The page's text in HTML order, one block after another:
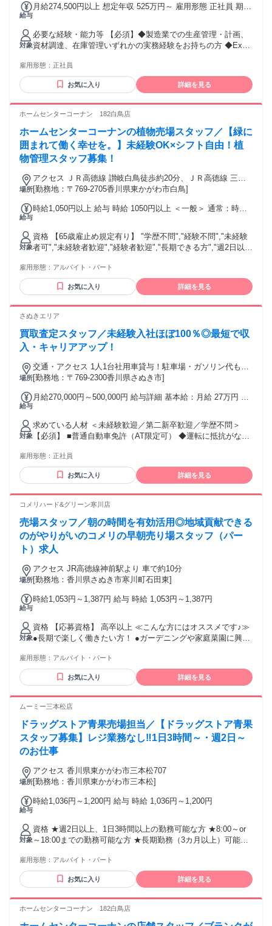
給与
月給274,500円以上 想定年収 525万円～ 雇用形態 正社員 期間
本給￥274,500～を含む/月 ■賞与実績:年2回（前年度実績：
5.6ヶ月） 諸手当：通勤手当（会社規定に基づき支給）、残業
手当（残業時間に応じて別途支給） 試用期間 有 期間：3ヶ月
備考：変更無
対象
必要な経験・能力等 【必須】◆製造業での生産管理・計画、
資材調達、在庫管理いずれかの実務経験をお持ちの方 ◆Excel
滑に調整・折衝ができる方 【歓迎】◇生産計画立案/進捗・納
期管理、工程調整の経験者 ◇資材や原材料の購買・調達業
務、在庫最適化の経験 ◇生産性向上、リードタイム短縮、在
システム（ERP／MESなど）の運用経験 ◇海外拠点との対応
雇用形態： 正社員
お気に入り 詳細を見る
ホームセンターコーナン 182白鳥店
ホームセンターコーナンの植物売場スタッフ／【緑に
囲まれて働く幸せを。】未経験OK×シフト自由！植
物管理スタッフ募集！
場所
アクセス ＪＲ高徳線 讃岐白鳥徒歩約20分、ＪＲ高徳線 三本
松（香川県）徒歩約25分、ＪＲ高徳線 丹生徒歩約61分 長尾線
[勤務地：〒769-2705香川県東かがわ市白鳥]
給与
時給1,050円以上 給与 時給 1050円以上 ＜一般＞ 通常：時給
～9時：時給1,100円～ ＜大学生＞ 通常：時給1,080円～ 16時
以降：時給1,130円～ 日祝：時給1,130円～ 7～9時：時給
1,100円～ ＜高校生＞ 通常：時給1,050円～ 16時以降：時給
1,100円～ 日祝：時給1,100円～ 7～9時：時給1,070円～ 交通
対象
資格 【65歳雇止め規定有り】 "学歴不問","経験不問","未経験
者可","未経験者歓迎","経験者歓迎","長期できる方","週2日以上
雇用形態： アルバイト・パート
お気に入り 詳細を見る
さぬきエリア
買取査定スタッフ／未経験入社ほぼ100％◎最短で収
入・キャリアアップ！
場所
交通・アクセス 1人1台社用車貸与！駐車場・ガソリン代も会
社負担！
[勤務地：〒769-2300香川県さぬき市]
給与
月給270,000円～500,000円 給与詳細 基本給：月給 27万円 〜
れる通勤・皆勤・家族手当金額：あり 全員に一律で支払われ
るその他手当金額：なし ★入社2年後まで、全員が毎年2.5万
円ずつ自動昇給★ 月給27万円～50万円＋賞与＋インセン（最
大月20万円） ※固定残業代（月30時間分／4万9200円～）を
入社2年後までは2.5万円以上が自動昇給、3年目以降は人事評
価により昇給！ 【入社2年目】月給29万5000円以上 【入社3
年目】月給32万円以上 もちろんがんばりに応じて2.5万円以上
の昇給も可能です！ ＜インセンティブでしっかり稼げる！＞
インセンティブだけで年間240万円の支給実績も多数！ 入社1
年目で達成した先輩も多数在籍！ 独り立ち後はすぐにインセ
ンティブ支給対象になります◎ <試用期間中> 期間：入社後3
ヵ月間 月給24万5000円 ※固定残業代（月30時間分／4万4600
対象
求めている人材 ＜未経験歓迎／第二新卒歓迎／学歴不問＞
【必須】 ■普通自動車免許（AT限定可） ◆運転に抵抗がない
ぜひ！／ ◎未経験から営業に挑戦したい方 ◎成果を正当に評
価されたい方 ◎頑張った分だけ収入を伸ばしたい方 ◎市場価
値の高い営業スキルを身につけたい方 ◎若いうちからキャリ
全員が未経験スタート！／ 不動産営業、ドライバー、アパレ
まです。 異業界からの挑戦も大歓迎◎
雇用形態： 正社員
お気に入り 詳細を見る
コメリハード&グリーン寒川店
売場スタッフ／朝の時間を有効活用◎地域貢献できる
のがやりがいのコメリの早朝売り場スタッフ（パー
ト）求人
場所
アクセス JR高徳線神前駅より 車で約10分
[勤務地：香川県さぬき市寒川町石田東]
給与
時給1,053円～1,387円 給与 時給 1,053円～1,387円
対象
資格 【応募資格】 高卒以上 ≪こんな方にはオススメです♪≫
●長期で楽しく働きたい方！ ●ガーデニングや家庭菜園に興味
雇用形態： アルバイト・パート
お気に入り 詳細を見る
ムーミー三本松店
ドラッグストア青果売場担当／【ドラッグストア青果
スタッフ募集】レジ業務なし‼1日3時間～・週2日～
のお仕事
場所
アクセス 香川県東かがわ市三本松707
[勤務地：香川県東かがわ市三本松]
給与
時給1,036円～1,200円 給与 時給 1,036円～1,200円
対象
資格 ★週2日以上、1日3時間以上の勤務可能な方 ★8:00～or
～18:00までの勤務可能な方 ★長期勤務（3カ月以上）可能な
満かつ週40時間未満で働ける方) ★外国籍の方：歓迎（N2レ
ベル以上）★ ★高校生歓迎（学校許可書必須）
雇用形態： アルバイト・パート
お気に入り 詳細を見る
ホームセンターコーナン 182白鳥店